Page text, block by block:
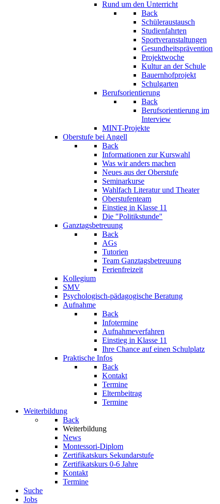
Rund um den Unterricht
Back
Schüleraustausch
Studienfahrten
Sportveranstaltungen
Gesundheitsprävention
Projektwoche
Kultur an der Schule
Bauernhofprojekt
Schulgarten
Berufsorientierung
Back
Berufsorientierung im
Interview
MINT-Projekte
Oberstufe bei Angell
Back
Informationen zur Kurswahl
Was wir anders machen
Neues aus der Oberstufe
Seminarkurse
Wahlfach Literatur und Theater
Oberstufenteam
Einstieg in Klasse 11
Die "Politikstunde"
Ganztagsbetreuung
Back
AGs
Tutorien
Team Ganztagsbetreuung
Ferienfreizeit
Kollegium
SMV
Psychologisch-pädagogische Beratung
Aufnahme
Back
Infotermine
Aufnahmeverfahren
Einstieg in Klasse 11
Ihre Chance auf einen Schulplatz
Praktische Infos
Back
Kontakt
Termine
Elternbeitrag
Termine
Weiterbildung
Back
Weiterbildung
News
Montessori-Diplom
Zertifikatskurs Sekundarstufe
Zertifikatskurs 0-6 Jahre
Kontakt
Termine
Suche
Jobs